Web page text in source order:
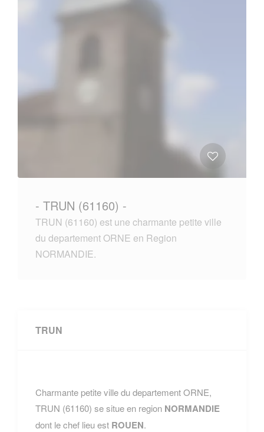
- TRUN (61160) -
TRUN (61160) est une charmante petite ville
du departement ORNE en Region
NORMANDIE.
TRUN
Charmante petite ville du departement ORNE,
TRUN (61160) se situe en region NORMANDIE
dont le chef lieu est ROUEN.